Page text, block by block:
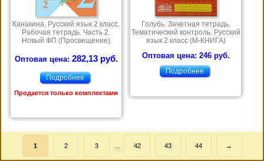
Канакина. Русский язык 2 класс.
Рабочая тетрадь. Часть 2.
Новый ФП (Просвещение)
Оптовая цена: 282,13 руб.
Подробнее
Продается только комплектами
Голубь. Зачетная тетрадь.
Тематический контроль. Русский
язык 2 класс (М-КНИГА)
Оптовая цена: 246 руб.
Подробнее
1 2 3 ... 42 43 44 →